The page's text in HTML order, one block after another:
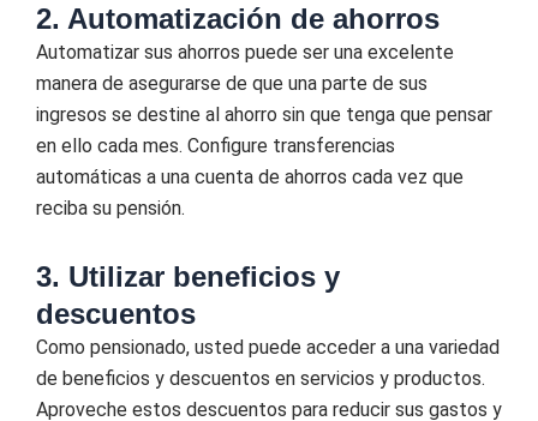
2. Automatización de ahorros
Automatizar sus ahorros puede ser una excelente
manera de asegurarse de que una parte de sus
ingresos se destine al ahorro sin que tenga que pensar
en ello cada mes. Configure transferencias
automáticas a una cuenta de ahorros cada vez que
reciba su pensión.
3. Utilizar beneficios y
descuentos
Como pensionado, usted puede acceder a una variedad
de beneficios y descuentos en servicios y productos.
Aproveche estos descuentos para reducir sus gastos y